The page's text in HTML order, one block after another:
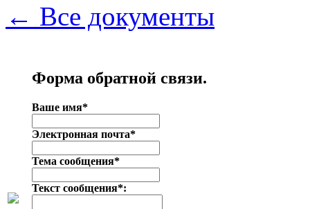
← Все документы
Форма обратной связи.
Ваше имя*
Электронная почта*
Тема сообщения*
Текст сообщения*: